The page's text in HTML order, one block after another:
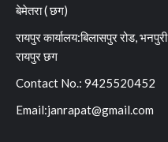
बेमेतरा ( छग)
रायपुर कार्यालय:बिलासपुर रोड, भनपुरी
रायपुर छग
Contact No.: 9425520452
Email:janrapat@gmail.com